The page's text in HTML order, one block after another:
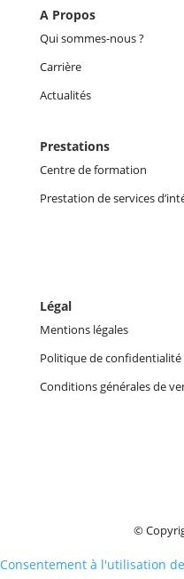
A Propos
Qui sommes-nous ?
Carrière
Actualités
Prestations
Centre de formation
Prestation de services
Légal
Mentions légales
Politique de confidentialité
Conditions générales de
©
Consentement à l'utilisation de